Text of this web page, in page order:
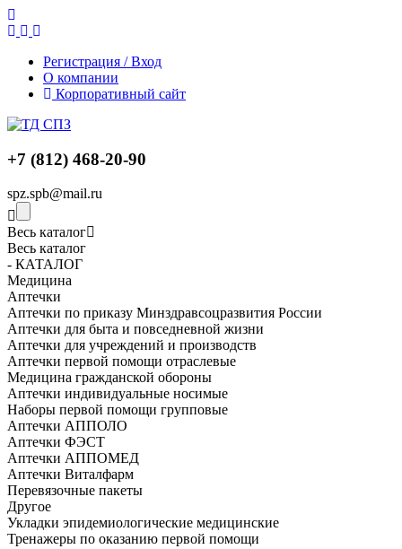
Регистрация / Вход
О компании
Корпоративный сайт
+7 (812) 468-20-90
spz.spb@mail.ru
Весь каталог
Весь каталог
- КАТАЛОГ
Медицина
Аптечки
Аптечки по приказу Минздравсоцразвития России
Аптечки для быта и повседневной жизни
Аптечки для учреждений и производств
Аптечки первой помощи отраслевые
Медицина гражданской обороны
Аптечки индивидуальные носимые
Наборы первой помощи групповые
Аптечки АППОЛО
Аптечки ФЭСТ
Аптечки АППОМЕД
Аптечки Виталфарм
Перевязочные пакеты
Другое
Укладки эпидемиологические медицинские
Тренажеры по оказанию первой помощи